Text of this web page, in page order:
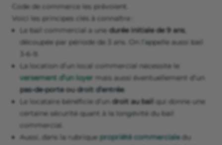
Louer un local commercial : les
principes du bail commercial
La location d’un local commercial s’effectue par la
signature d’un contrat de location particulier appelé bail
commercial. Desrègles spécifiques au bail professionnel
sont donc à connaître. Les articles L 145-1 et suivants du
Code de commerce les prévoient.